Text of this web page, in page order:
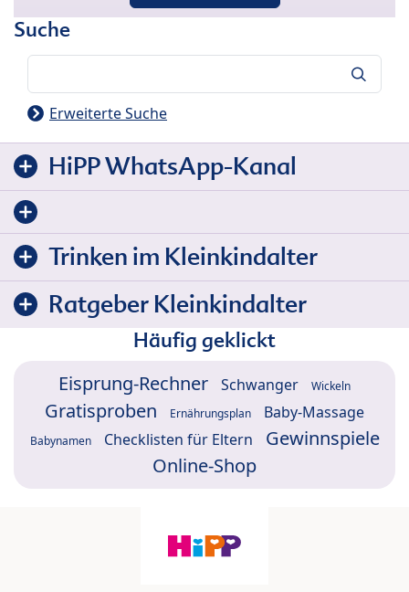
Suche
Erweiterte Suche
HiPP WhatsApp-Kanal
Trinken im Kleinkindalter
Ratgeber Kleinkindalter
Häufig geklickt
Eisprung-Rechner Schwanger Wickeln
Gratisproben Ernährungsplan Baby-Massage
Babynamen Checklisten für Eltern
Gewinnspiele
Online-Shop